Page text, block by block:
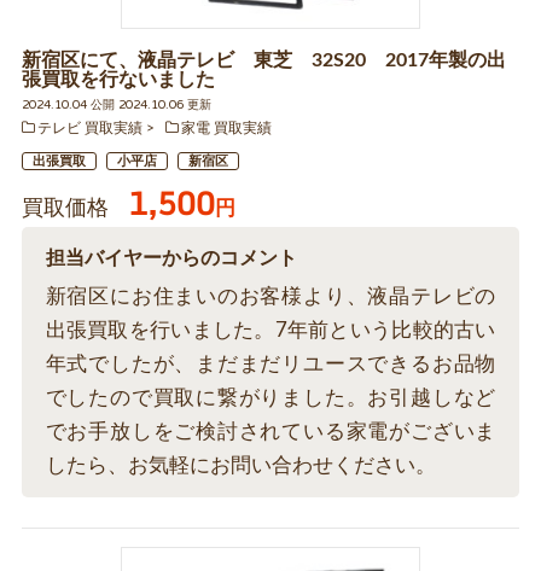
新宿区にて、液晶テレビ 東芝 32S20 2017年製の出
張買取を行ないました
2024.10.04 公開 2024.10.06 更新
テレビ 買取実績
家電 買取実績
出張買取 小平店 新宿区
買取価格 1,500円
担当バイヤーからのコメント
新宿区にお住まいのお客様より、液晶テレビの
出張買取を行いました。7年前という比較的古い
年式でしたが、まだまだリユースできるお品物
でしたので買取に繋がりました。お引越しなど
でお手放しをご検討されている家電がございま
したら、お気軽にお問い合わせください。